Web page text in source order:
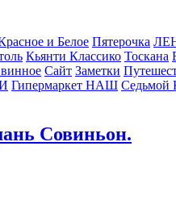
и Белое Пятерочка
Кьянти Классико Тоскана
Сайт Заметки
Гипермаркет НАШ Седьмой
Совиньон.